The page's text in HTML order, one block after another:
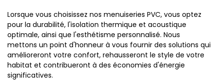
Lorsque vous choisissez nos menuiseries PVC, vous optez
pour la durabilité, l'isolation thermique et acoustique
optimale, ainsi que l'esthétisme personnalisé. Nous
mettons un point d'honneur à vous fournir des solutions qui
amélioreront votre confort, rehausseront le style de votre
habitat et contribueront à des économies d'énergie
significatives.